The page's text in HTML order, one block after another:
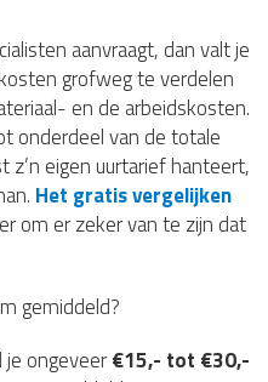
aanvraagt, dan valt je
grofweg te verdelen
en de arbeidskosten.
onderdeel van de totale
z’n eigen uurtarief hanteert,
Het gratis vergelijken
om er zeker van te zijn dat
gemiddeld?
je ongeveer€15,- tot €30,-